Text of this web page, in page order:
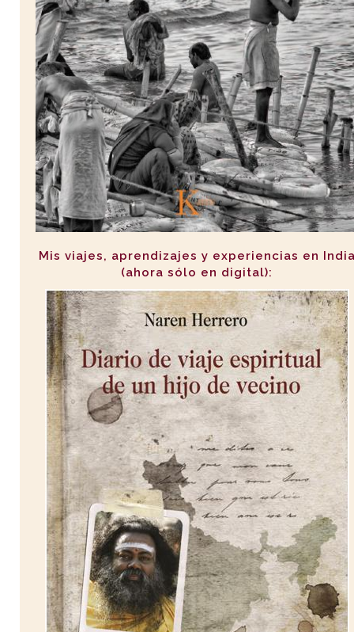
Mis viajes, aprendizajes y experiencias en
(ahora sólo en digital):